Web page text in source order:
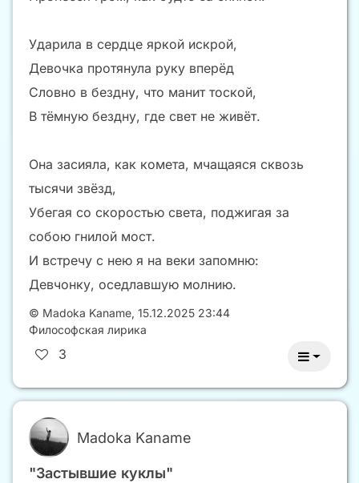
Ударила в сердце яркой искрой,
Девочка протянула руку вперёд
Словно в бездну, что манит тоской,
В тёмную бездну, где свет не живёт.
Она засияла, как комета, мчащаяся сквозь
тысячи звёзд,
Убегая со скоростью света, поджигая за
собою гнилой мост.
И встречу с нею я на веки запомню:
Девчонку, оседлавшую молнию.
© Madoka Kaname, 15.12.2025 23:44
Философская лирика
3
Madoka Kaname
"Застывшие куклы"